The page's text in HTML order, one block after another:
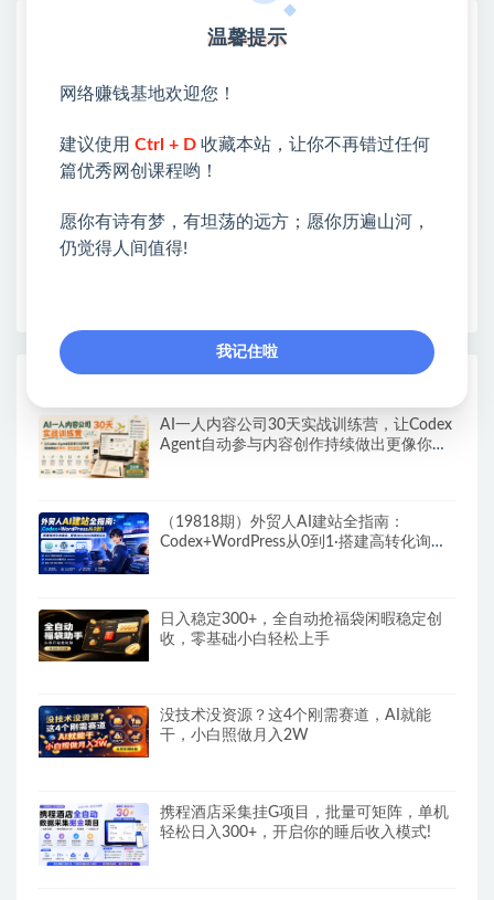
❤本站：本站整合多方资源站，主要面向互联网创业
❤能助您：找项目 + 低成本创业 + 减少信息差 + 见识
各种项目 + 提升网创认知。
开启网络之门，广受好评！
❤如果您也依存于互联网，欢迎加入本站会员，将尽
AI一人内容公司30天实战训练营，让Codex
Agent自动参与内容创作持续做出更像你、
（19818期）外贸人AI建站全指南：
Codex+WordPress从0到1·搭建高转化询盘
日入稳定300+，全自动抢福袋闲暇稳定创
收，零基础小白轻松上手
没技术没资源？这4个刚需赛道，AI就能
干，小白照做月入2W
携程酒店采集挂G项目，批量可矩阵，单机
轻松日入300+，开启你的睡后收入模式!
温馨提示
网络赚钱基地欢迎您！
建议使用 Ctrl + D 收藏本站，让你不再错过任何
篇优秀网创课程哟！
愿你有诗有梦，有坦荡的远方；愿你历遍山河，
仍觉得人间值得!
我记住啦